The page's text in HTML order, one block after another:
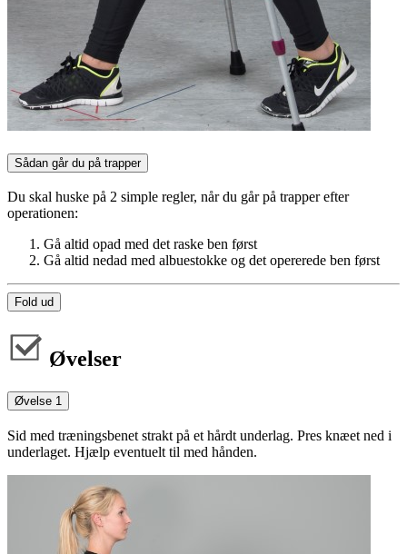
Sådan går du på trapper
Du skal huske på 2 simple regler, når du går på trapper efter
operationen:
Gå altid opad med det raske ben først
Gå altid nedad med albuestokke og det opererede ben først
Fold ud
Øvelser
Øvelse 1
Sid med træningsbenet strakt på et hårdt underlag. Pres knæet ned i
underlaget. Hjælp eventuelt til med hånden.